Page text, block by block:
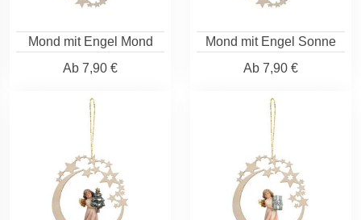
Mond mit Engel Mond
Ab 7,90 €
Mond mit Engel Sonne
Ab 7,90 €